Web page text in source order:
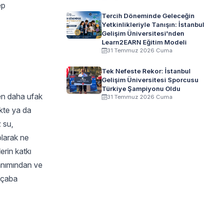
daha ufak
ya da
su,
ne
katkı
ve
Tercih Döneminde Geleceğin
Yetkinlikleriyle Tanışın: İstanbul
Gelişim Üniversitesi'nden
Learn2EARN Eğitim Modeli
31 Temmuz 2026 Cuma
Tek Nefeste Rekor: İstanbul
Gelişim Üniversitesi Sporcusu
Türkiye Şampiyonu Oldu
31 Temmuz 2026 Cuma